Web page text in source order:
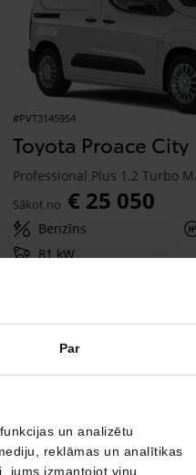
Par
un analizētu
reklāmas un analītikas
jums izmantojot viņu
#PVT3145954
Toyota Proace City
Sākot no € 25 050
Benzīns
81 kW